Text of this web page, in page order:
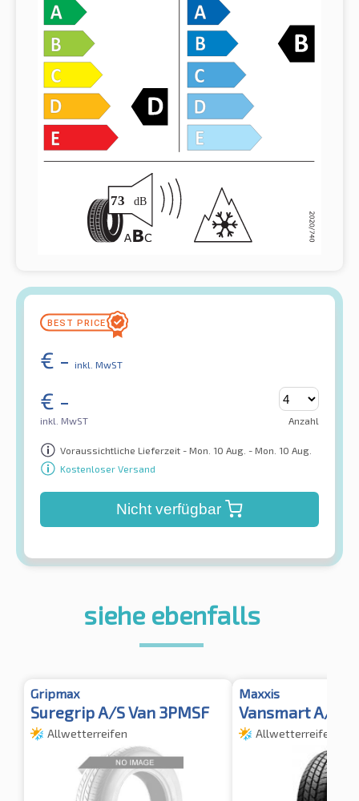
€ - inkl. MwST
€ -
inkl. MwST Anzahl
Voraussichtliche Lieferzeit - Mon. 10 Aug. - Mon. 10 Aug.
Kostenloser Versand
Nicht verfügbar
siehe ebenfalls
Gripmax
Suregrip A/S Van 3PMSF
Allwetterreifen
Maxxis
Vansmart A/S
Allwetterreifen